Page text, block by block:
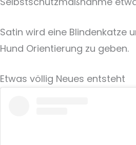
Satin wird eine Blindenkatze
Hund Orientierung zu geben.
Etwas völlig Neues entsteht